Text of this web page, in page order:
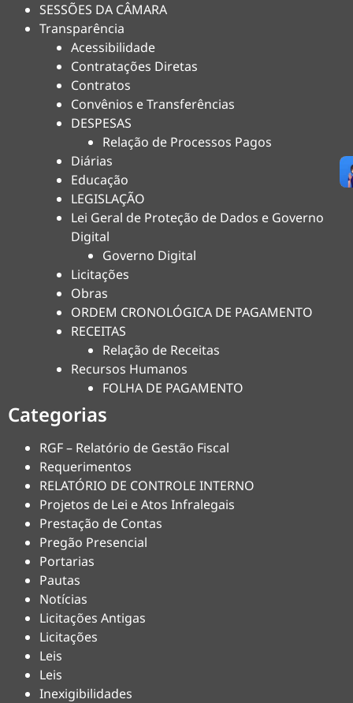
SESSÕES DA CÂMARA
Transparência
Acessibilidade
Contratações Diretas
Contratos
Convênios e Transferências
DESPESAS
Relação de Processos Pagos
Diárias
Educação
LEGISLAÇÃO
Lei Geral de Proteção de Dados e Governo
Digital
Governo Digital
Licitações
Obras
ORDEM CRONOLÓGICA DE PAGAMENTO
RECEITAS
Relação de Receitas
Recursos Humanos
FOLHA DE PAGAMENTO
Categorias
RGF – Relatório de Gestão Fiscal
Requerimentos
RELATÓRIO DE CONTROLE INTERNO
Projetos de Lei e Atos Infralegais
Prestação de Contas
Pregão Presencial
Portarias
Pautas
Notícias
Licitações Antigas
Licitações
Leis
Leis
Inexigibilidades